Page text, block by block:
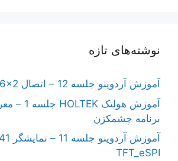
نوشته‌های تازه
آموزش آردوینو جلسه 12 – اتصال LCD 16×2
برنامه چشمکزن
TFT_eSPI